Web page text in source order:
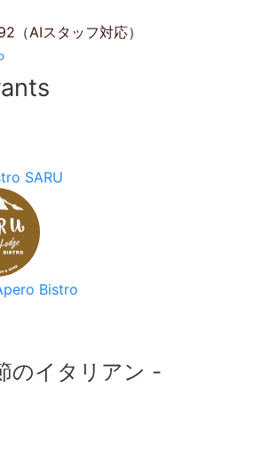
（AIスタッフ対応）
のイタリアン -